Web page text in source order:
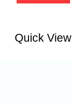
Quick View